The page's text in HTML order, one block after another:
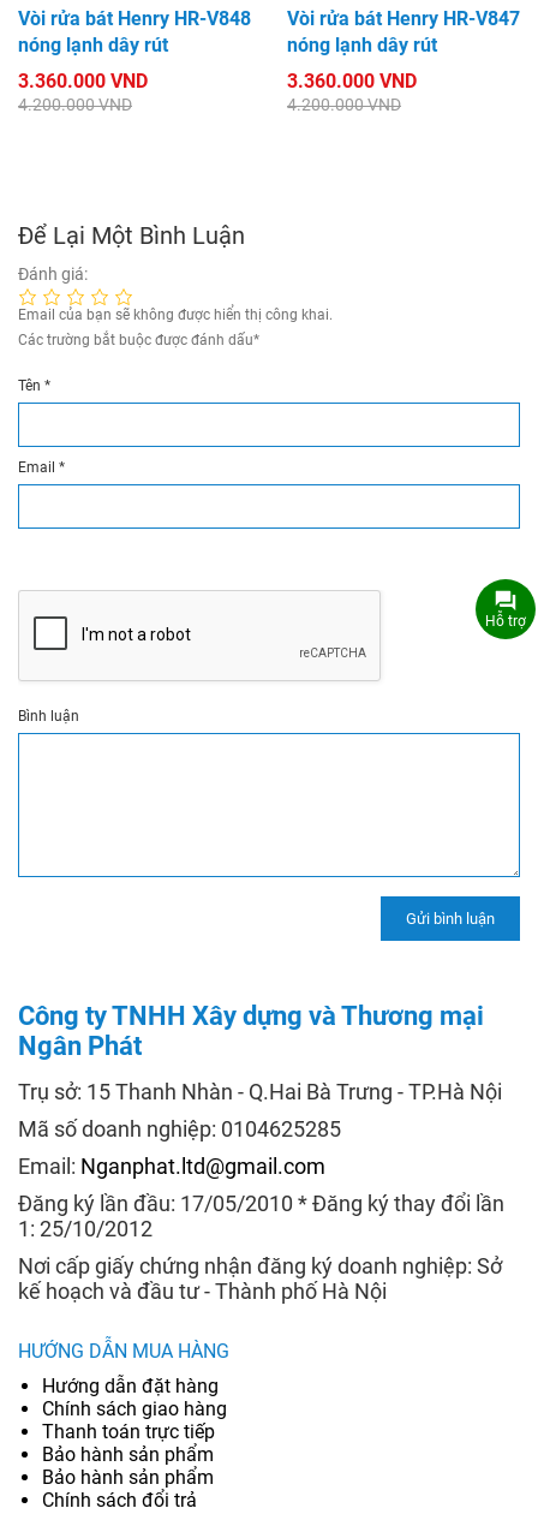
Vòi rửa bát Henry HR-V848
nóng lạnh dây rút
3.360.000 VND
4.200.000 VND
Vòi rửa bát Henry HR-V847
nóng lạnh dây rút
3.360.000 VND
4.200.000 VND
Để Lại Một Bình Luận
Đánh giá:
Email của bạn sẽ không được hiển thị công khai.
Các trường bắt buộc được đánh dấu*
Tên *
Email *
Bình luận
Công ty TNHH Xây dựng và Thương mại
Ngân Phát
Trụ sở: 15 Thanh Nhàn - Q.Hai Bà Trưng - TP.Hà Nội
Mã số doanh nghiệp: 0104625285
Email: Nganphat.ltd@gmail.com
Đăng ký lần đầu: 17/05/2010 * Đăng ký thay đổi lần
1: 25/10/2012
Nơi cấp giấy chứng nhận đăng ký doanh nghiệp: Sở
kế hoạch và đầu tư - Thành phố Hà Nội
HƯỚNG DẪN MUA HÀNG
Hướng dẫn đặt hàng
Chính sách giao hàng
Thanh toán trực tiếp
Bảo hành sản phẩm
Bảo hành sản phẩm
Chính sách đổi trả
Hỗ trợ